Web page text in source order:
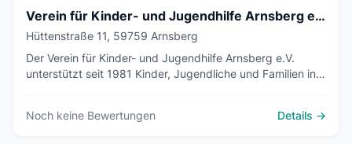
Verein für Kinder- und Jugendhilfe Arnsberg e.V. - Aussenstelle
Hüttenstraße 11, 59759 Arnsberg
Der Verein für Kinder- und Jugendhilfe Arnsberg e.V.
unterstützt seit 1981 Kinder, Jugendliche und Familien in
Noch keine Bewertungen
Details →